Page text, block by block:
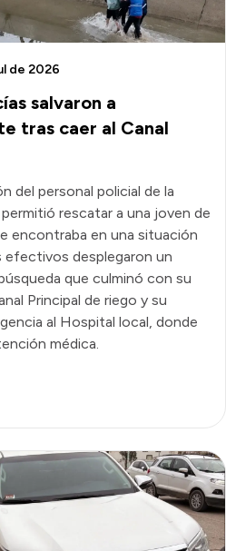
salvaron a
tras caer al Canal
de 2026
del personal policial de la
permitió rescatar a una joven de
encontraba en una situación
efectivos desplegaron un
que culminó con su
Principal de riego y su
al Hospital local, donde
médica.